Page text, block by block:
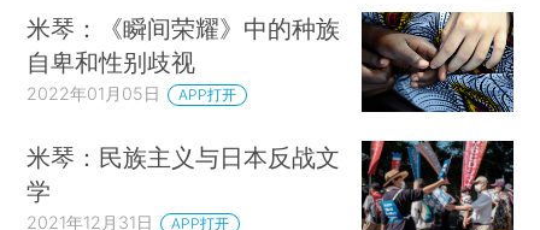
米琴：《瞬间荣耀》中的种族
自卑和性别歧视
2022年01月05日 APP打开
米琴：民族主义与日本反战文
学
2021年12月31日 APP打开